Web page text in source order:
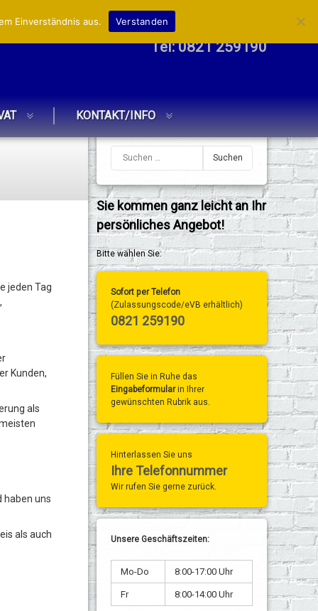
Tel:0821 259190
KONTAKT/INFO
jeden Tag
Kunden,
als
haben uns
als auch
Sie kommen ganz leicht an Ihr
persönliches Angebot!
Bitte wählen Sie:
Sofort per Telefon
(Zulassungscode/eVB erhältlich)
0821 259190
Füllen Sie in Ruhe das
Eingabeformularin Ihrer
gewünschten Rubrik aus.
Hinterlassen Sie uns
Ihre Telefonnummer
Wir rufen Sie gerne zurück.
Unsere Geschäftszeiten:
Mo-Do 8:00-17:00 Uhr
Fr 8:00-14:00 Uhr
Einverständnis aus. Verstanden